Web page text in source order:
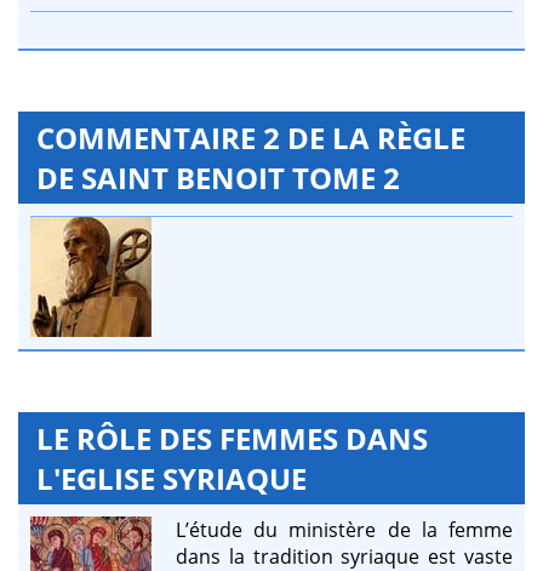
COMMENTAIRE 2 DE LA RÈGLE
DE SAINT BENOIT TOME 2
LE RÔLE DES FEMMES DANS
L'EGLISE SYRIAQUE
L’étude du ministère de la femme
dans la tradition syriaque est vaste